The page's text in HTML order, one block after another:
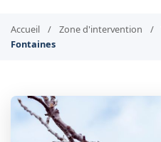
Accueil / Zone d'intervention /
Fontaines